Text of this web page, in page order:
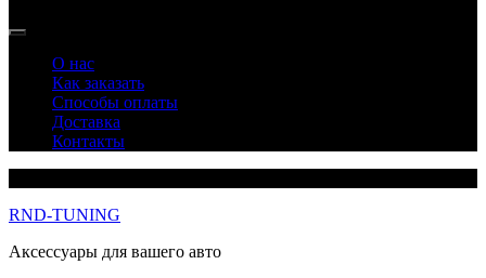
О нас
Как заказать
Способы оплаты
Доставка
Контакты
RND-TUNING
Аксессуары для вашего авто